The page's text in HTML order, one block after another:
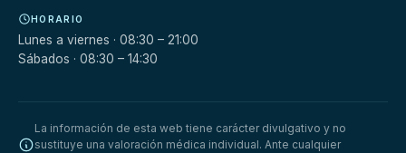
HORARIO
Lunes a viernes · 08:30 – 21:00
Sábados · 08:30 – 14:30
La información de esta web tiene carácter divulgativo y no
sustituye una valoración médica individual. Ante cualquier